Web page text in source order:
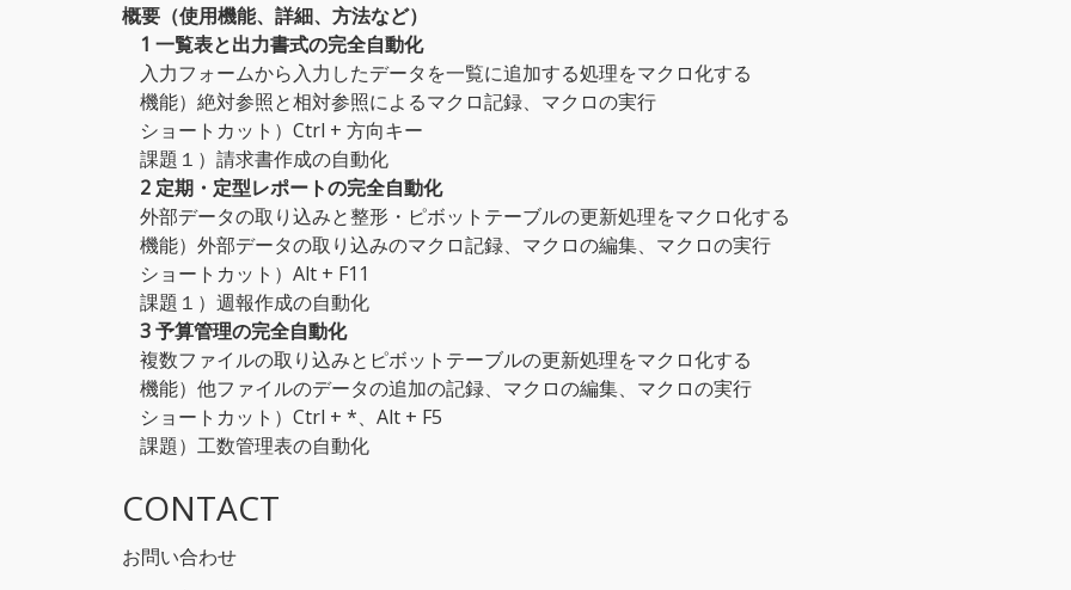
概要（使用機能、詳細、方法など）
1 一覧表と出力書式の完全自動化
入力フォームから入力したデータを一覧に追加する処理をマクロ化する
機能）絶対参照と相対参照によるマクロ記録、マクロの実行
ショートカット）Ctrl + 方向キー
課題１）請求書作成の自動化
2 定期・定型レポートの完全自動化
外部データの取り込みと整形・ピボットテーブルの更新処理をマクロ化する
機能）外部データの取り込みのマクロ記録、マクロの編集、マクロの実行
ショートカット）Alt + F11
課題１）週報作成の自動化
3 予算管理の完全自動化
複数ファイルの取り込みとピボットテーブルの更新処理をマクロ化する
機能）他ファイルのデータの追加の記録、マクロの編集、マクロの実行
ショートカット）Ctrl + *、Alt + F5
課題）工数管理表の自動化
CONTACT
お問い合わせ